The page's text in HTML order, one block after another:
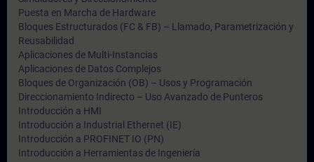
Puesta en Marcha de Hardware
Bloques Estructurados (FC & FB) – Llamado, Parametrización y
Reusabilidad
Aplicaciones de Multi-Instancias
Aplicaciones de Datos Complejos
Bloques de Organización (OB) – Usos y Programación
Direccionamiento Indirecto – Uso Avanzado de Punteros
Introducción a HMI
Introducción a Industrial Ethernet (IE)
Introducción a PROFINET IO (PN)
Introducción a Herramientas de Ingeniería